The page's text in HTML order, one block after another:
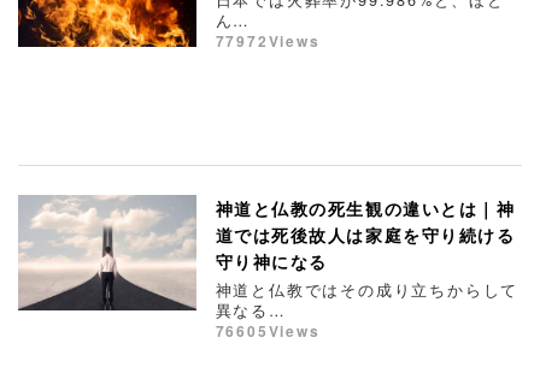
ん…
77972Views
神道と仏教の死生観の違いとは｜神
道では死後故人は家庭を守り続ける
守り神になる
神道と仏教ではその成り立ちからして
異なる…
76605Views